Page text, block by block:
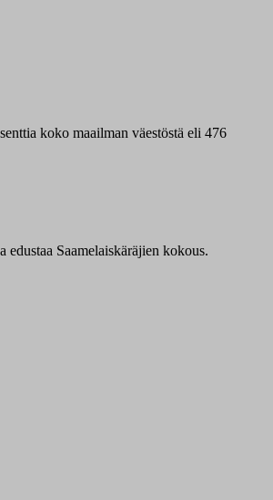
koko maailman väestöstä eli 476
edustaa Saamelaiskäräjien kokous.